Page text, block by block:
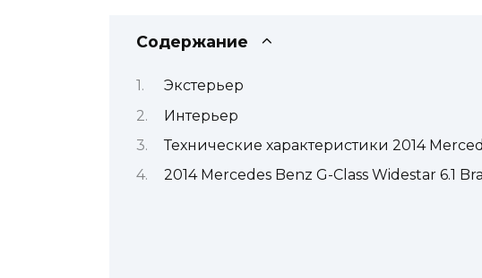
Содержание
Экстерьер
Интерьер
Технические характеристики 2014
2014 Mercedes Benz G-Class Widestar 6.1